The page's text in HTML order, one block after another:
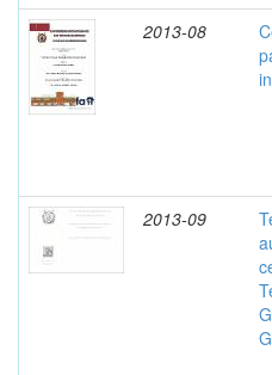
2013-08
2013-09